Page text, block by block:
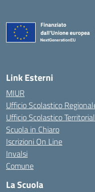
Link Esterni
MIUR
Ufficio Scolastico
Ufficio Scolastico
Scuola in Chiaro
Iscrizioni On Line
Invalsi
Comune
La Scuola